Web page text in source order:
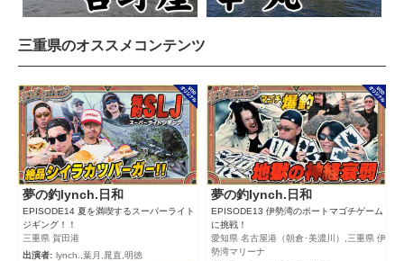
三重県のオススメコンテンツ
夢の釣lynch.日和
EPISODE14 夏を満喫するスーパーライト
ジギング！！
三重県 賀田港
出演者: lynch.,葉月,晁直,明徳
夢の釣lynch.日和
EPISODE13 伊勢湾のボートマゴチゲーム
に挑戦！
愛知県 名古屋港（朝倉･美濃川）,三重県 伊
勢湾マリーナ